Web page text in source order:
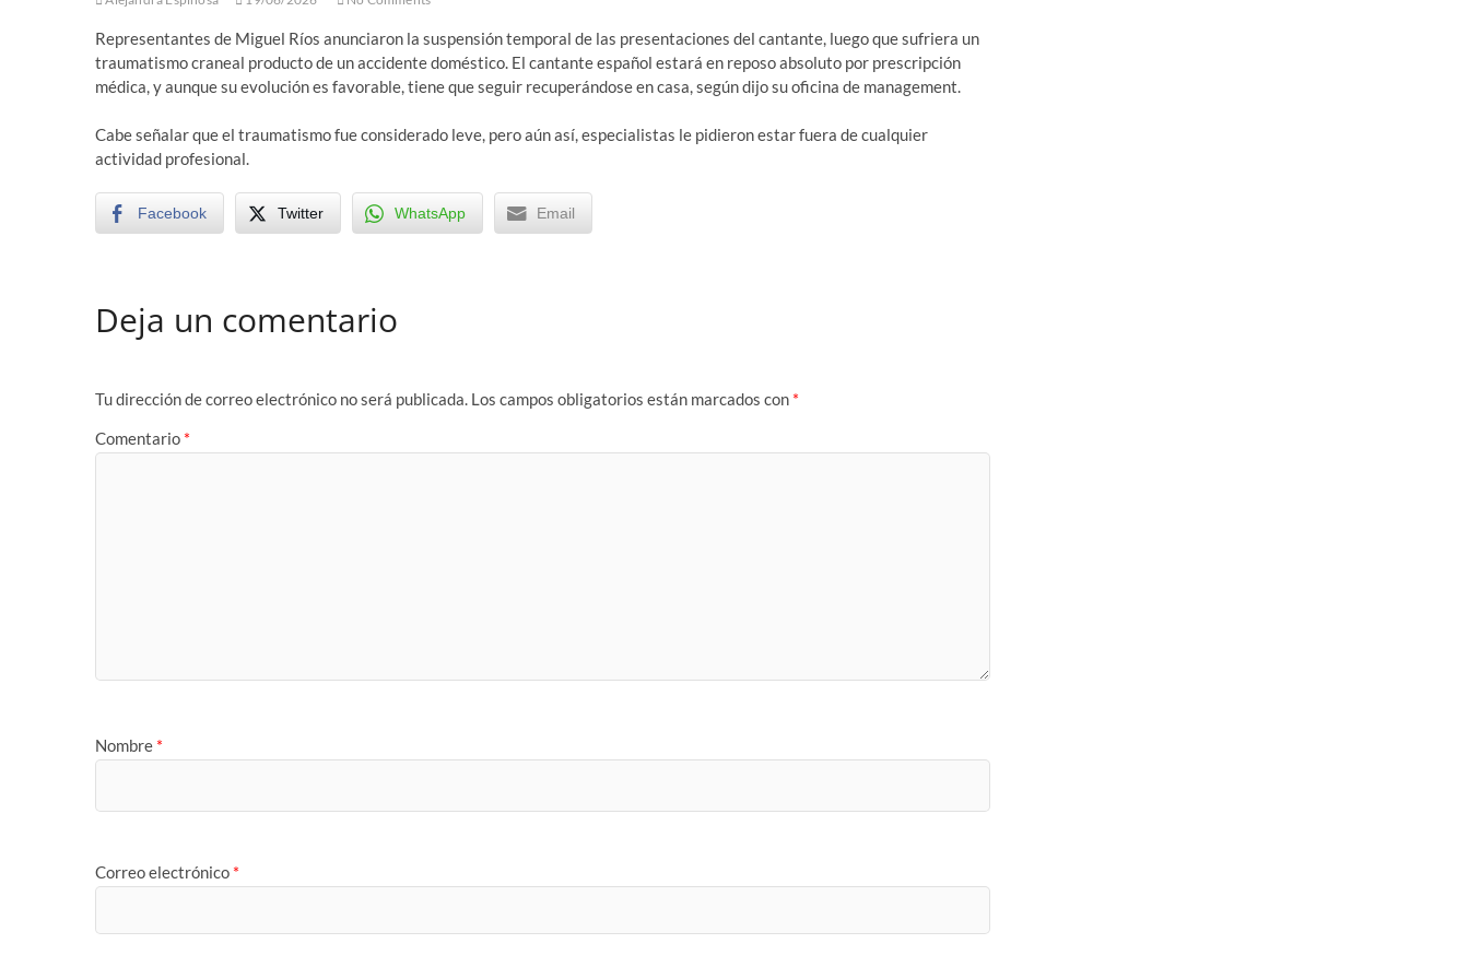
Representantes de Miguel Ríos anunciaron la suspensión temporal de las presentaciones del cantante, luego que sufriera un
traumatismo craneal producto de un accidente doméstico. El cantante español estará en reposo absoluto por prescripción
médica, y aunque su evolución es favorable, tiene que seguir recuperándose en casa, según dijo su oficina de management.
Cabe señalar que el traumatismo fue considerado leve, pero aún así, especialistas le pidieron estar fuera de cualquier
actividad profesional.
Facebook Twitter WhatsApp Email
Deja un comentario
Tu dirección de correo electrónico no será publicada. Los campos obligatorios están marcados con *
Comentario *
Nombre *
Correo electrónico *